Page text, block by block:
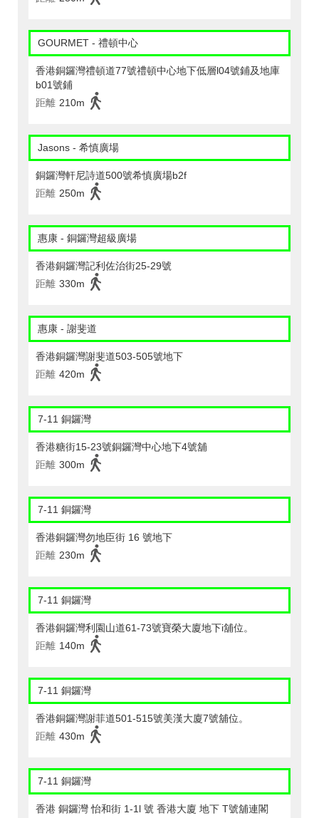
GOURMET - 禮頓中心
香港銅鑼灣禮頓道77號禮頓中心地下低層l04號鋪及地庫
b01號鋪
距離 210m
Jasons - 希慎廣場
銅鑼灣軒尼詩道500號希慎廣場b2f
距離 250m
惠康 - 銅鑼灣超級廣場
香港銅鑼灣記利佐治街25-29號
距離 330m
惠康 - 謝斐道
香港銅鑼灣謝斐道503-505號地下
距離 420m
7-11 銅鑼灣
香港糖街15-23號銅鑼灣中心地下4號舖
距離 300m
7-11 銅鑼灣
香港銅鑼灣勿地臣街 16 號地下
距離 230m
7-11 銅鑼灣
香港銅鑼灣利園山道61-73號寶榮大廈地下i舖位。
距離 140m
7-11 銅鑼灣
香港銅鑼灣謝菲道501-515號美漢大廈7號舖位。
距離 430m
7-11 銅鑼灣
香港 銅鑼灣 怡和街 1-1l 號 香港大廈 地下 T號舖連閣